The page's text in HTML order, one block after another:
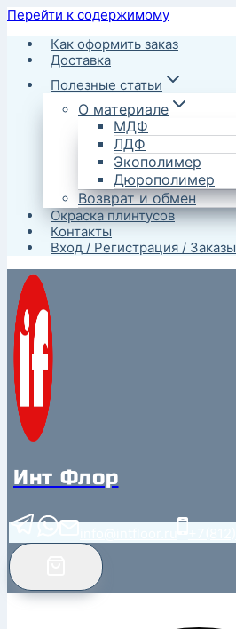
Перейти к содержимому
Как оформить заказ
Доставка
Полезные статьи
О материале
МДФ
ЛДФ
Экополимер
Дюрополимер
Возврат и обмен
Окраска плинтусов
Контакты
Вход / Регистрация / Заказы
Инт Флор